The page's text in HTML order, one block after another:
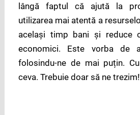
lângă faptul că ajută la
utilizarea mai atentă a
același timp bani și reduce
economici. Este vorba de
folosindu-ne de mai puțin.
ceva. Trebuie doar să ne